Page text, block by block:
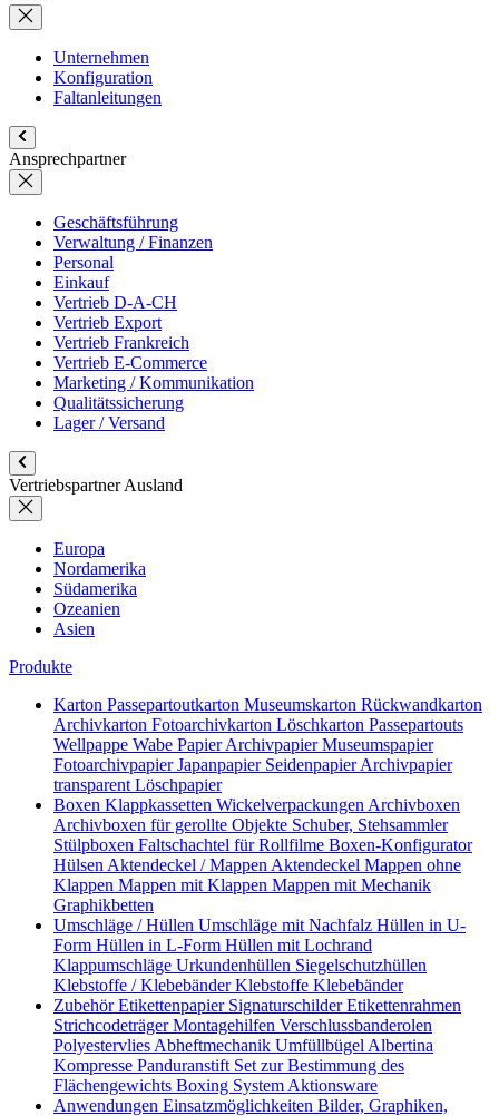
Unternehmen
Konfiguration
Faltanleitungen
Ansprechpartner
Geschäftsführung
Verwaltung / Finanzen
Personal
Einkauf
Vertrieb D-A-CH
Vertrieb Export
Vertrieb Frankreich
Vertrieb E-Commerce
Marketing / Kommunikation
Qualitätssicherung
Lager / Versand
Vertriebspartner Ausland
Europa
Nordamerika
Südamerika
Ozeanien
Asien
Produkte
Karton Passepartoutkarton Museumskarton Rückwandkarton
Archivkarton Fotoarchivkarton Löschkarton Passepartouts
Wellpappe Wabe PapierArchivpapierMuseumspapier
FotoarchivpapierJapanpapier SeidenpapierArchivpapier
transparent Löschpapier
Boxen Klappkassetten Wickelverpackungen Archivboxen
Archivboxen für gerollte Objekte Schuber, Stehsammler
Stülpboxen Faltschachtel für Rollfilme Boxen-Konfigurator
Hülsen Aktendeckel / Mappen Aktendeckel Mappen ohne
Klappen Mappen mit Klappen Mappen mit Mechanik
Graphikbetten
Umschläge / Hüllen Umschläge mit Nachfalz Hüllen in U-
Form Hüllen in L-Form Hüllen mit Lochrand
Klappumschläge Urkundenhüllen Siegelschutzhüllen
Klebstoffe / KlebebänderKlebstoffe Klebebänder
ZubehörEtikettenpapier SignaturschilderEtikettenrahmen
StrichcodeträgerMontagehilfen Verschlussbanderolen
Polyestervlies Abheftmechanik Umfüllbügel Albertina
Kompresse Panduranstift Set zur Bestimmung des
Flächengewichts Boxing System Aktionsware
Anwendungen Einsatzmöglichkeiten Bilder, Graphiken,